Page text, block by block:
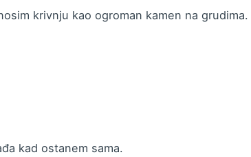
krivnju kao ogroman kamen na grudima.
kad ostanem sama.